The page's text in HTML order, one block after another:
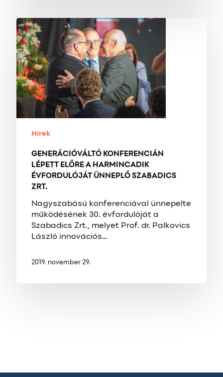
GENERÁCIÓVÁLTÓ
KONFERENCIÁN
LÉPETT
ELŐRE
A
HARMINCADIK
ÉVFORDULÓJÁT
ÜNNEPLŐ
SZABADICS
Hírek
GENERÁCIÓVÁLTÓ KONFERENCIÁN
LÉPETT ELŐRE A HARMINCADIK
ÉVFORDULÓJÁT ÜNNEPLŐ SZABADICS
ZRT.
Nagyszabású konferenciával ünnepelte
működésének 30. évfordulóját a
Szabadics Zrt., melyet Prof. dr. Palkovics
László innovációs…
2019. november 29.